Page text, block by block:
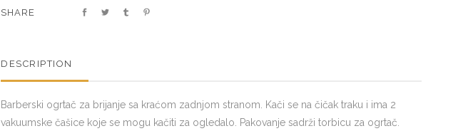
SHARE
DESCRIPTION
Barberski ogrtač za brijanje sa kraćom zadnjom stranom. Kači se na čičak traku i ima 2
vakuumske čašice koje se mogu kačiti za ogledalo. Pakovanje sadrži torbicu za ogrtač.